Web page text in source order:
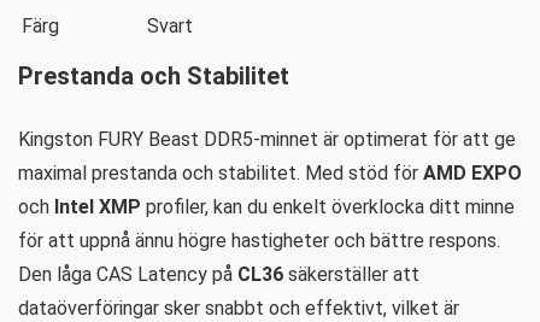
Färg
Svart
Prestanda och Stabilitet
Kingston FURY Beast DDR5-minnet är optimerat för att ge
maximal prestanda och stabilitet. Med stöd för AMD EXPO
och Intel XMP profiler, kan du enkelt överklocka ditt minne
för att uppnå ännu högre hastigheter och bättre respons.
Den låga CAS Latency på CL36 säkerställer att
dataöverföringar sker snabbt och effektivt, vilket är